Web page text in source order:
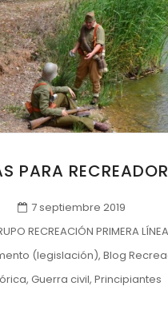
PARA
7 septiembre 2019
RECREACIÓN PRIMERA LÍNEA
(legislación), Blog
, Guerra civil, Principiantes